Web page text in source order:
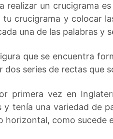
realizar un crucigrama
crucigrama y colocar
una de las palabras y
que se encuentra
series de rectas que
primera vez en
tenía una variedad de
como sucede